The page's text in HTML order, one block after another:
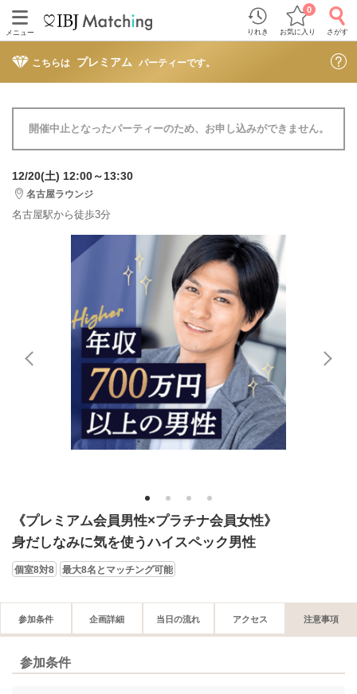
メニュー りれき お気に入り
0
さがす
こちらは プレミアム パーティーです。
開催中止となったパーティーのため、お申し込みができません。
12/20(土) 12:00～13:30
名古屋ラウンジ
名古屋駅から徒歩3分
1 2 3 4
《プレミアム会員男性×プラチナ会員女性》
身だしなみに気を使うハイスペック男性
個室8対8 最大8名とマッチング可能
参加条件 企画詳細 当日の流れ アクセス 注意事項
参加条件